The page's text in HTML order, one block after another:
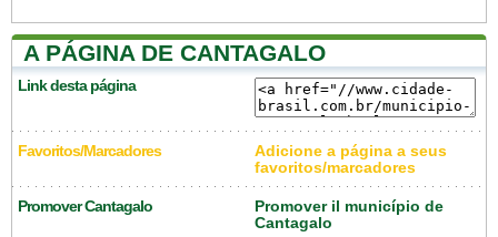
A PÁGINA DE CANTAGALO
Link desta página
Favoritos/Marcadores
Adicione a página a seus
favoritos/marcadores
Promover Cantagalo
Promover il município de
Cantagalo